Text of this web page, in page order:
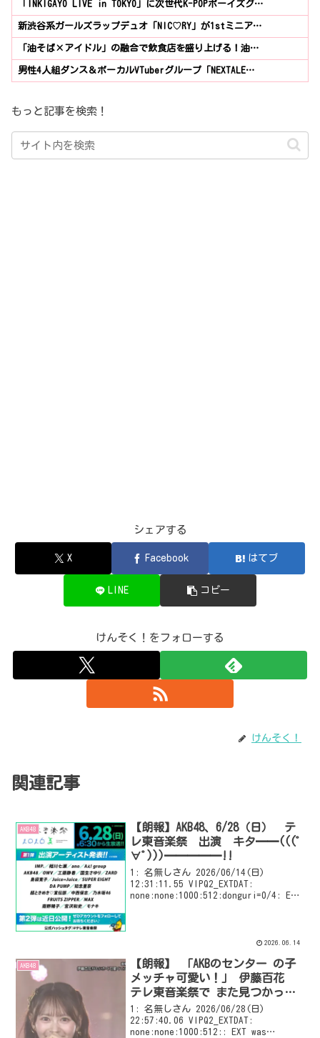
「INKIGAYO LIVE in TOKYO」に次世代K-POPボーイズグ…
新渋谷系ガールズラップデュオ「NIC♡RY」が1stミニア…
「油そば×アイドル」の融合で飲食店を盛り上げる！油…
男性4人組ダンス＆ボーカルVTuberグループ「NEXTALE…
もっと記事を検索！
シェアする
X Facebook はてブ
LINE コピー
けんそく！をフォローする
けんそく！
関連記事
AKB48
【朗報】AKB48、6/28（日） テ
レ東音楽祭 出演 キタ━━(((ﾟ
∀ﾟ)))━━━━━!!
1: 名無しさん 2026/06/14(日)
12:31:11.55 VIPQ2_EXTDAT:
none:none:1000:512:donguri=0/4: EXT
2026.06.14
AKB48
【朗報】 「AKBのセンター の子
メッチャ可愛い！」 伊藤百花
テレ東音楽祭で また見つかって
しまうw w w w w w w w w w w
1: 名無しさん 2026/06/28(日)
22:57:40.06 VIPQ2_EXTDAT:
none:none:1000:512:: EXT was